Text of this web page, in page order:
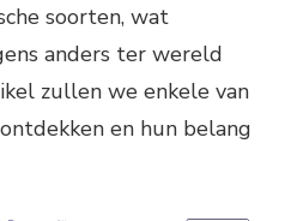
soorten, wat
anders ter wereld
zullen we enkele van
en hun belang